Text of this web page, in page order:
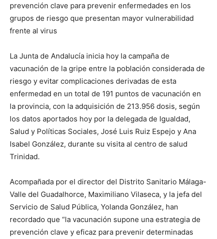
prevención clave para prevenir enfermedades en los
grupos de riesgo que presentan mayor vulnerabilidad
frente al virus
La Junta de Andalucía inicia hoy la campaña de
vacunación de la gripe entre la población considerada de
riesgo y evitar complicaciones derivadas de esta
enfermedad en un total de 191 puntos de vacunación en
la provincia, con la adquisición de 213.956 dosis, según
los datos aportados hoy por la delegada de Igualdad,
Salud y Políticas Sociales, José Luis Ruiz Espejo y Ana
Isabel González, durante su visita al centro de salud
Trinidad.
Acompañada por el director del Distrito Sanitario Málaga-
Valle del Guadalhorce, Maximiliano Vilaseca, y la jefa del
Servicio de Salud Pública, Yolanda González, han
recordado que “la vacunación supone una estrategia de
prevención clave y eficaz para prevenir determinadas